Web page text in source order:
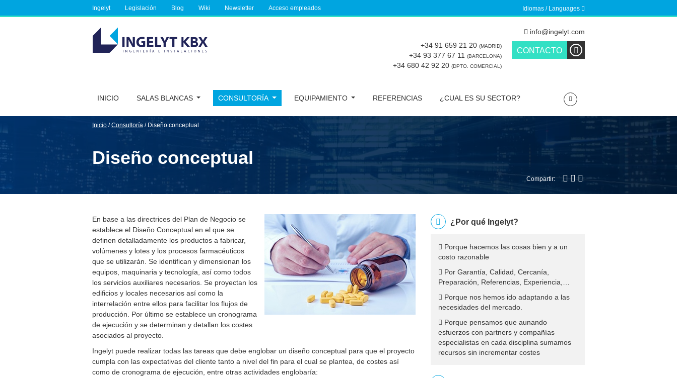
Ingelyt Legislación Blog Wiki Newsletter Acceso empleados Idiomas / Languages
info@ingelyt.com
CONTACTO
+34 91 659 21 20 (MADRID)
+34 93 377 67 11 (BARCELONA)
+34 680 42 92 20 (DPTO. COMERCIAL)
INICIO SALAS BLANCAS CONSULTORÍA EQUIPAMIENTO REFERENCIAS ¿CUAL ES SU SECTOR?
Inicio /Consultoría / Diseño conceptual
Diseño conceptual
Compartir:
En base a las directrices del Plan de Negocio se
establece el Diseño Conceptual en el que se
definen detalladamente los productos a fabricar,
volúmenes y lotes y los procesos farmacéuticos
que se utilizarán. Se identifican y dimensionan los
equipos, maquinaria y tecnología, así como todos
los servicios auxiliares necesarios. Se proyectan los
edificios y locales necesarios así como la
interrelación entre ellos para facilitar los flujos de
producción. Por último se establece un cronograma
de ejecución y se determinan y detallan los costes
asociados al proyecto.
Ingelyt puede realizar todas las tareas que debe englobar un diseño conceptual para que el proyecto
cumpla con las expectativas del cliente tanto a nivel del fin para el cual se plantea, de costes así
como de cronograma de ejecución, entre otras actividades englobaría:
¿Por qué Ingelyt?
Porque hacemos las cosas bien y a un
costo razonable
Por Garantía, Calidad, Cercanía,
Preparación, Referencias, Experiencia,…
Porque nos hemos ido adaptando a las
necesidades del mercado.
Porque pensamos que aunando
esfuerzos con partners y compañías
especialistas en cada disciplina sumamos
recursos sin incrementar costes